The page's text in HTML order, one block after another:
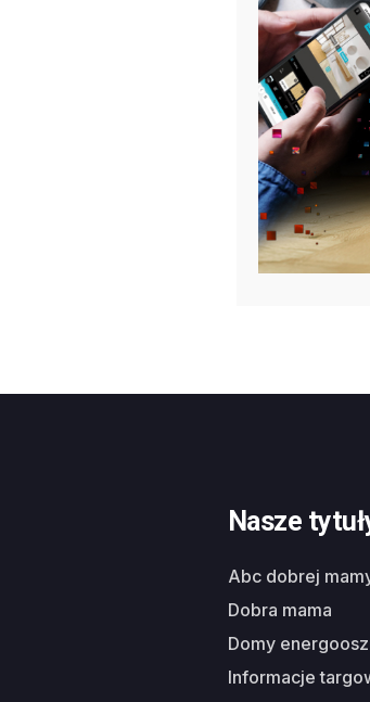
Nasze
abc dobrej
dobra mama
domy
informacje